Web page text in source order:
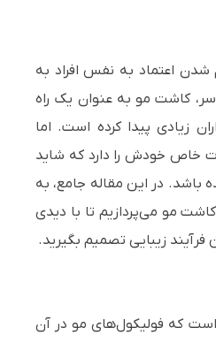
اعتماد به نفس افراد به
کاشت مو به عنوان یک راه
زیادی پیدا کرده است. اما
خاص خودش را دارد که شاید
باشد. در این مقاله جامع، به
مو می‌پردازیم تا با دیدی
فرآیند زیبایی تصمیم بگیرید.
است که فولیکول‌های مو در آن